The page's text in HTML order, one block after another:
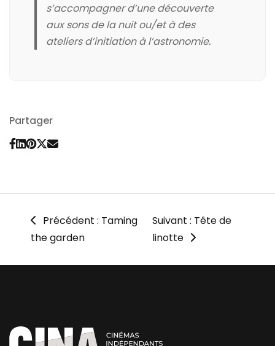
s’accompagner d’une découverte
aux sons de la nuit ou/et à des
ateliers d’initiation à l’astronomie.
Partager
Précédent : Taming
the garden
Suivant : Tête de
linotte